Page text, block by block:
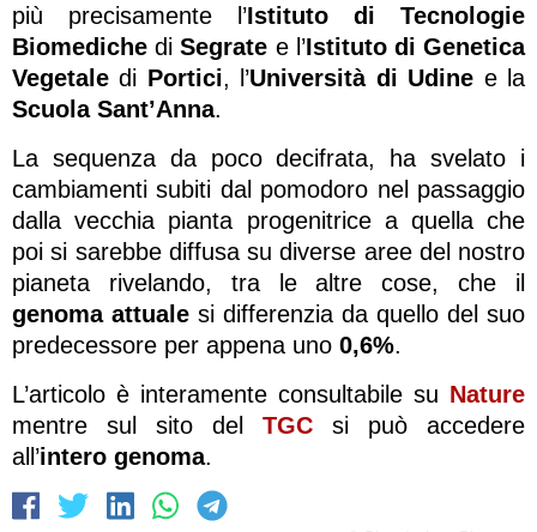
più precisamente l’Istituto di Tecnologie
Biomediche diSegrate e l’Istituto di Genetica
Vegetale di Portici, l’Università di Udine e la
Scuola Sant’Anna.
La sequenza da poco decifrata, ha svelato i
cambiamenti subiti dal pomodoro nel passaggio
dalla vecchia pianta progenitrice a quella che
poi si sarebbe diffusa su diverse aree del nostro
pianeta rivelando, tra le altre cose, che il
genoma attuale si differenzia da quello del suo
predecessore per appena uno 0,6%.
L’articolo è interamente consultabile su Nature
mentre sul sito del TGC si può accedere
all’intero genoma.